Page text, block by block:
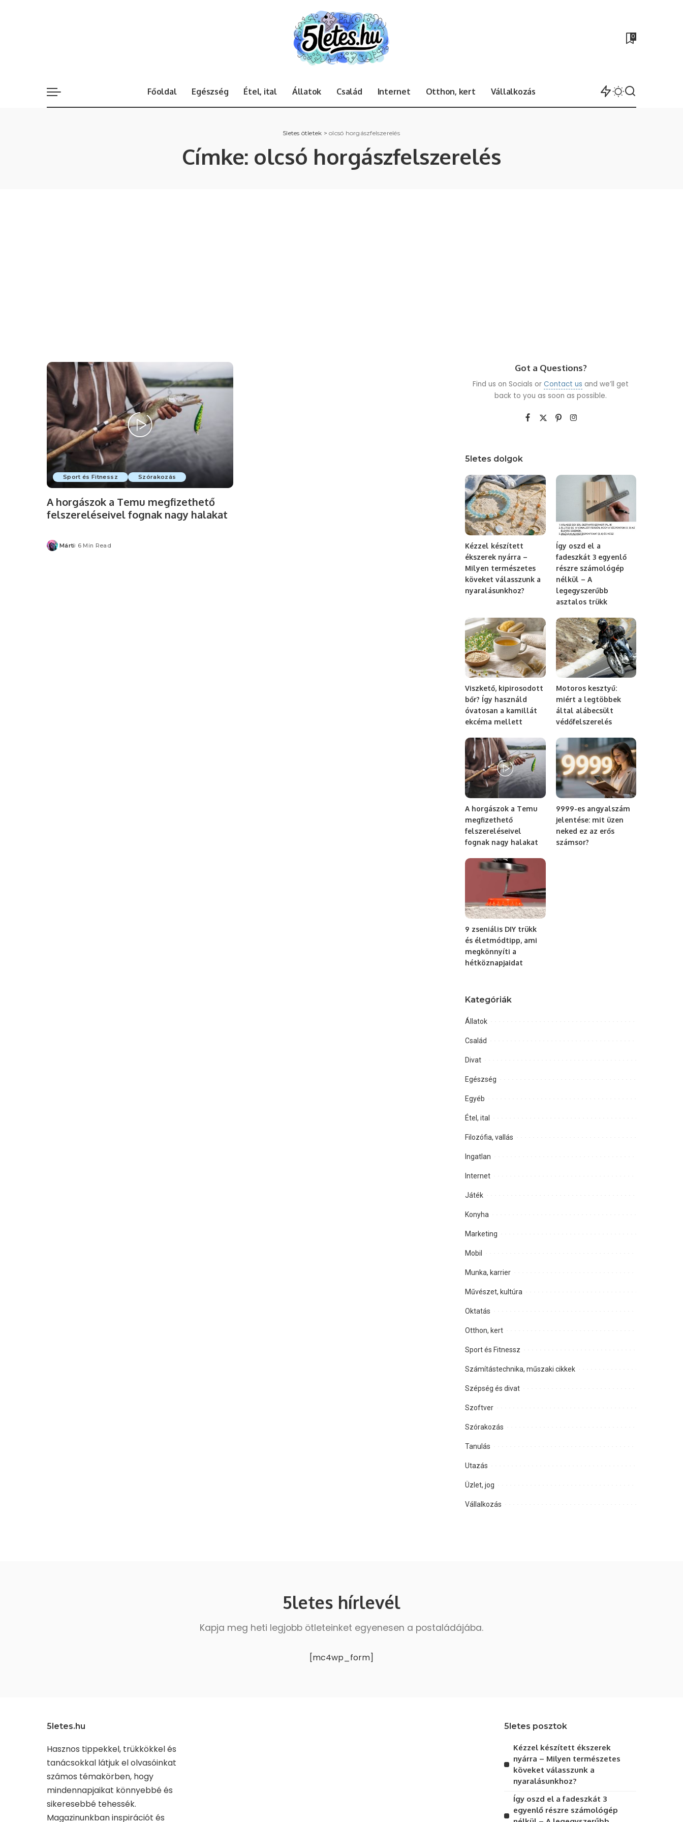
0
Főoldal Egészség Étel, ital Állatok Család Internet Otthon, kert Vállalkozás
5letes ötletek >olcsó horgászfelszerelés
Címke: olcsó horgászfelszerelés
Sport és Fitnessz Szórakozás
A horgászok a Temu megfizethető
felszereléseivel fognak nagy halakat
Posted
Márti 6 Min Read
Got a Questions?
Find us on Socials orContact us and we’ll get
back to you as soon as possible.
5letes dolgok
Kézzel készített
ékszerek nyárra –
Milyen természetes
köveket válasszunk a
nyaralásunkhoz?
Így oszd el a
fadeszkát 3 egyenlő
részre számológép
nélkül – A
legegyszerűbb
asztalos trükk
Viszkető, kipirosodott
bőr? Így használd
óvatosan a kamillát
ekcéma mellett
Motoros kesztyű:
miért a legtöbbek
által alábecsült
védőfelszerelés
A horgászok a Temu
megfizethető
felszereléseivel
fognak nagy halakat
9999-es angyalszám
jelentése: mit üzen
neked ez az erős
számsor?
9 zseniális DIY trükk
és életmódtipp, ami
megkönnyíti a
hétköznapjaidat
Kategóriák
Állatok
Család
Divat
Egészség
Egyéb
Étel, ital
Filozófia, vallás
Ingatlan
Internet
Játék
Konyha
Marketing
Mobil
Munka, karrier
Művészet, kultúra
Oktatás
Otthon, kert
Sport és Fitnessz
Számítástechnika, műszaki cikkek
Szépség és divat
Szoftver
Szórakozás
Tanulás
Utazás
Üzlet, jog
Vállalkozás
5letes hírlevél
Kapja meg heti legjobb ötleteinket egyenesen a postaládájába.
[mc4wp_form]
5letes.hu
Hasznos tippekkel, trükkökkel és
tanácsokkal látjuk el olvasóinkat
számos témakörben, hogy
mindennapjaikat könnyebbé és
sikeresebbé tehessék.
Magazinunkban inspirációt és
5letes posztok
Kézzel készített ékszerek
nyárra – Milyen természetes
köveket válasszunk a
nyaralásunkhoz?
Így oszd el a fadeszkát 3
egyenlő részre számológép